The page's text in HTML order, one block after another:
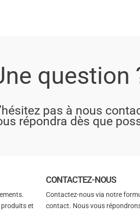
question
pas à nous
répondra dès que
et
CONTACTEZ-NOUS
Contactez-nous via notre
contact. Nous vous